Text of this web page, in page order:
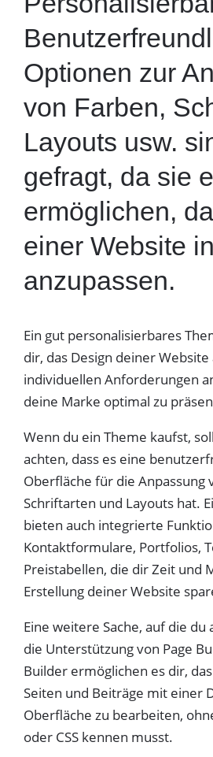
Optionen zur
von Farben,
Layouts usw.
gefragt, da sie
ermöglichen,
einer Website
anzupassen.
Ein gut personalisierbares
dir, das Design deiner Website
individuellen Anforderungen
deine Marke optimal zu
Wenn du ein Theme kaufst,
achten, dass es eine
Oberfläche für die Anpassung
Schriftarten und Layouts hat.
bieten auch integrierte
Kontaktformulare, Portfolios,
Preistabellen, die dir Zeit und
Erstellung deiner Website
Eine weitere Sache, auf die du
die Unterstützung von Page
Builder ermöglichen es dir,
Seiten und Beiträge mit einer
Oberfläche zu bearbeiten,
oder CSS kennen musst.